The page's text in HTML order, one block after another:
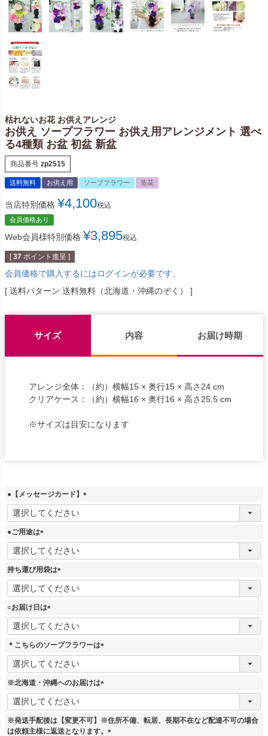
枯れないお花 お供えアレンジ
お供え ソープフラワー お供え用アレンジメント 選べ
る4種類 お盆 初盆 新盆
商品番号 zp2515
送料無料 お供え用 ソープフラワー 造花
当店特別価格 ¥4,100税込
会員価格あり
Web会員様特別価格 ¥3,895税込
[ 37 ポイント進呈 ]
会員価格で購入するにはログインが必要です。
送料パターン 送料無料（北海道・沖縄のぞく）
サイズ 内容 お届け時期
アレンジ全体：（約）横幅15 × 奥行15 × 高さ24 cm
クリアケース：（約）横幅16 × 奥行16 × 高さ25.5 cm
※サイズは目安になります
●【メッセージカード】
(
●ご用途は
(
必
須
持ち運び用袋は
(
必
○お届け日は
(
必
須
＊こちらのソープフラワーは
(
須
※北海道・沖縄へのお届けは
(
須
※発送手配後は【変更不可】※住所不備、転居、長期不在など配達不可の場合
は依頼主様に返送となります。